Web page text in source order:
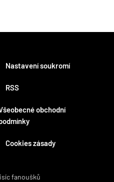
RSS
obchodní
Cookies zásady
Nastavení soukromí
fanoušků